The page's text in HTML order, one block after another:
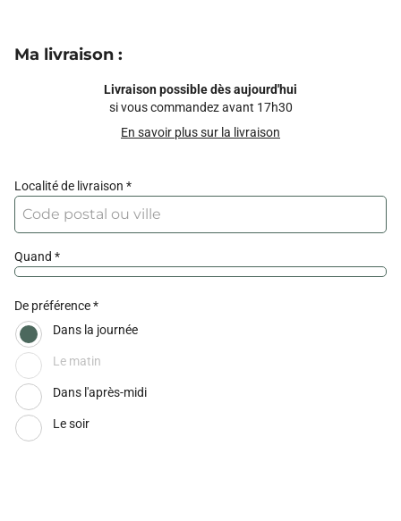
Ma livraison :
Livraison possible dès aujourd'hui
si vous commandez avant 17h30
En savoir plus sur la livraison
Localité de livraison
Quand
De préférence
Dans la journée
Le matin
Dans l'après-midi
Le soir